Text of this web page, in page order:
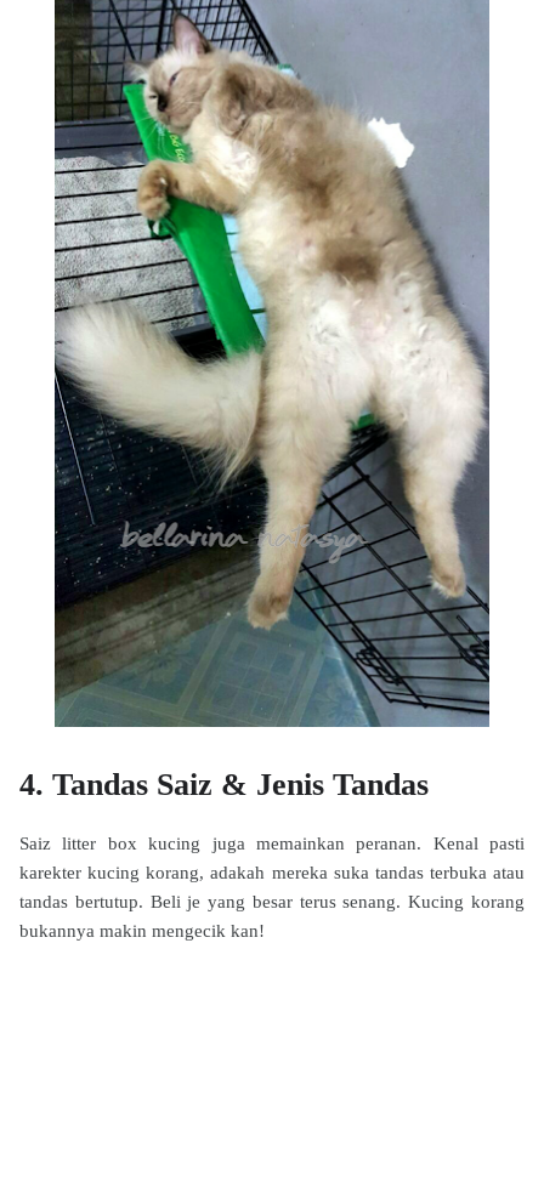
4. Tandas Saiz & Jenis Tandas
Saiz litter box kucing juga memainkan peranan. Kenal pasti
karekter kucing korang, adakah mereka suka tandas terbuka atau
tandas bertutup. Beli je yang besar terus senang. Kucing korang
bukannya makin mengecik kan!